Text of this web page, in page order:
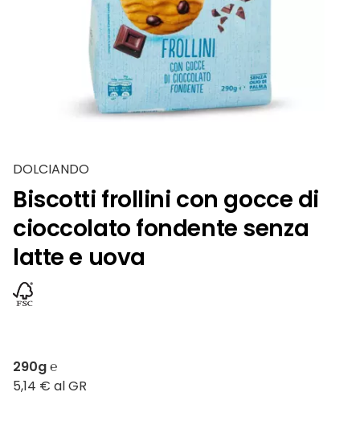
DOLCIANDO
Biscotti frollini con gocce di
cioccolato fondente senza
latte e uova
290g ℮
5,14 € al GR